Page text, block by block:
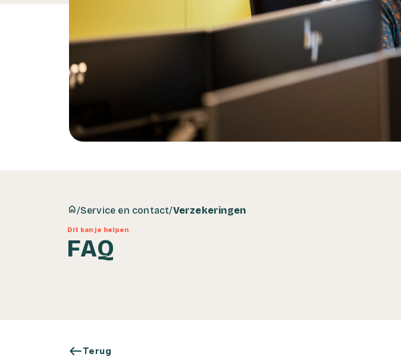
home/Service en contact/Verzekeringen
Dit kan je helpen
FAQ
westTerug